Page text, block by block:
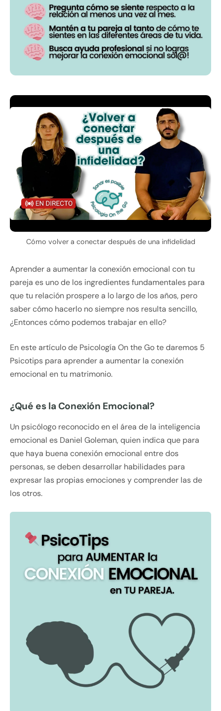
Cómo volver a conectar después de una infidelidad
Aprender a aumentar la conexión emocional con tu
pareja es uno de los ingredientes fundamentales para
que tu relación prospere a lo largo de los años, pero
saber cómo hacerlo no siempre nos resulta sencillo,
¿Entonces cómo podemos trabajar en ello?
En este artículo de Psicología On the Go te daremos 5
Psicotips para aprender a aumentar la conexión
emocional en tu matrimonio.
¿Qué es la Conexión Emocional?
Un psicólogo reconocido en el área de la inteligencia
emocional es Daniel Goleman, quien indica que para
que haya buena conexión emocional entre dos
personas, se deben desarrollar habilidades para
expresar las propias emociones y comprender las de
los otros.